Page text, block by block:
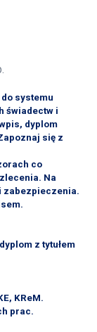
systemu
świadectw i
dyplom
się z
co
Na
zabezpieczenia.
z tytułem
KReM.
prac.